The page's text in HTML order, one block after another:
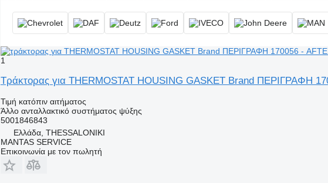
1
Τράκτορας για THERMOSTAT HOUSING GASKET Brand ΠΕΡΙΓΡΑΦΗ
Τιμή κατόπιν αιτήματος
Άλλο ανταλλακτικό συστήματος ψύξης
5001846843
Ελλάδα, THESSALONIKI
MANTAS SERVICE
Επικοινωνία με τον πωλητή